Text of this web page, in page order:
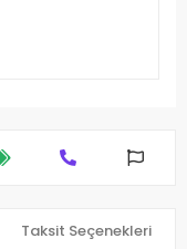
Taksit Seçenekleri